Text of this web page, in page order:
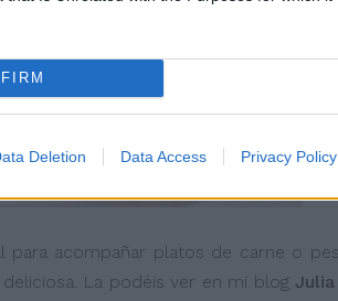
Deletion Data Access Privacy Policy
para acompañar platos de carne o
La podéis ver en mi blog